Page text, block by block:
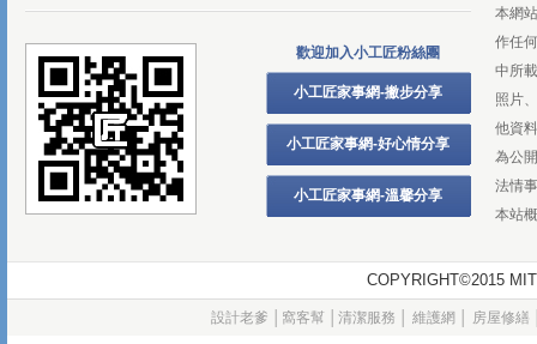
歡迎加入小工匠粉絲團
小工匠家事網-撇步分享
小工匠家事網-好心情分享
小工匠家事網-溫馨分享
本網
作任
中所
照片
他資
為公
法情
本站
COPYRIGHT©2015
設計老爹 窩客幫 清潔服務 維護網 房屋修繕